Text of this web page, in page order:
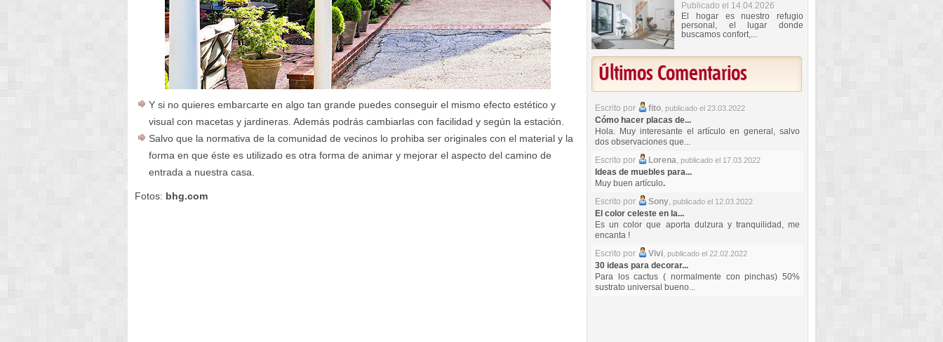
Y si no quieres embarcarte en algo tan grande puedes conseguir el mismo efecto estético y
visual con macetas y jardineras. Además podrás cambiarlas con facilidad y según la estación.
Salvo que la normativa de la comunidad de vecinos lo prohiba ser originales con el material y la
forma en que éste es utilizado es otra forma de animar y mejorar el aspecto del camino de
entrada a nuestra casa.
Fotos: bhg.com
Publicado el 14.04.2026
El hogar es nuestro refugio
personal, el lugar donde
buscamos confort,...
Últimos Comentarios
Escrito por fito, publicado el 23.03.2022
Cómo hacer placas de...
Hola. Muy interesante el artículo en general, salvo
dos observaciones que...
Escrito por
Lorena, publicado el 17.03.2022
Ideas de muebles para...
Muy buen artículo.
Escrito por
Sony, publicado el 12.03.2022
El color celeste en la...
Es un color que aporta dulzura y tranquilidad, me
encanta !
Escrito por
Vivi, publicado el 22.02.2022
30 ideas para decorar...
Para los cactus ( normalmente con pinchas) 50%
sustrato universal bueno...